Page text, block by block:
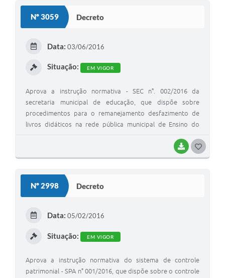
Nº 3059 Decreto
BAIXAR
Data: 03/06/2016
Situação: EM VIGOR
Aprova a instrução normativa - SEC n°. 002/2016 da
secretaria municipal de educação, que dispõe sobre
procedimentos para o remanejamento desfazimento de
livros didáticos na rede pública municipal de Ensino do
Nº 2998 Decreto
Data: 05/02/2016
Situação: EM VIGOR
Aprova a instrução normativa do sistema de controle
patrimonial - SPA n° 001/2016, que dispõe sobre o controle